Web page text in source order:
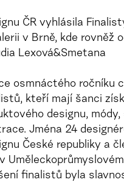
ČR vyhlásila
v Brně, kde rovněž
Lexová&Smetana
osmnáctého ročníku
kteří mají šanci
designu,
Jména 24
České republiky a
finalistů byla